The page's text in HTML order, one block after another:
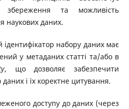
збереження та можливість
наукових даних.
набору даних має
у метаданих статті та/або в
, що дозволяє забезпечити
і їх коректне цитування.
доступу до даних (через